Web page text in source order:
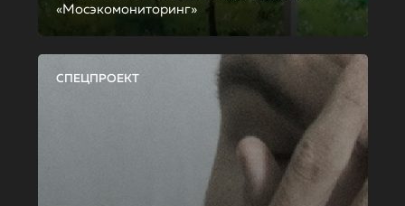
«Мосэкомониторинг»
СПЕЦПРОЕКТ